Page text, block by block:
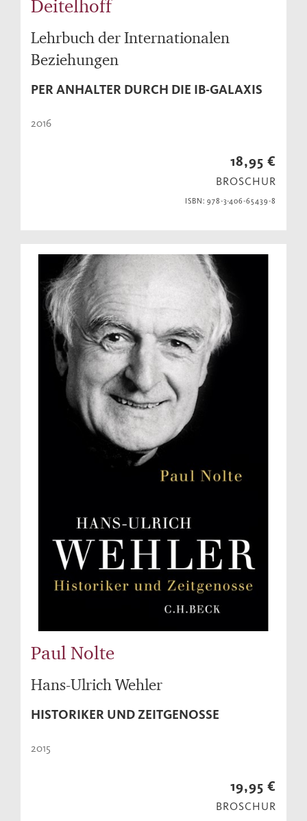
Deitelhoff
Lehrbuch der Internationalen
Beziehungen
PER ANHALTER DURCH DIE IB-GALAXIS
2016
18,95 €
BROSCHUR
ISBN: 978-3-406-65439-8
Paul Nolte
Hans-Ulrich Wehler
HISTORIKER UND ZEITGENOSSE
2015
19,95 €
BROSCHUR